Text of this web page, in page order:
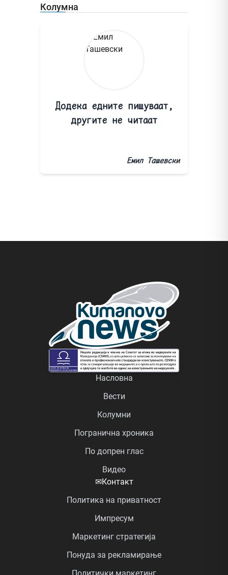
Колумна
Додека едните пишуваат,
другите не читаат
Емил Ташевски
Насловна
Вести
Колумни
Погранична хроника
По допрен глас
Видео
✉Контакт
Политика на приватност
Импресум
Маркетинг стратегија
Понуда за рекламирање